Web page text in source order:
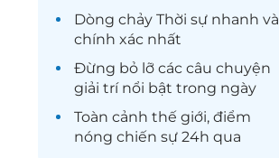
Dòng chảy Thời sự nhanh và
chính xác nhất
Đừng bỏ lỡ các câu chuyện
giải trínổi bật trong ngày
Toàn cảnh thế giới, điểm
nóng chiến sự 24h qua